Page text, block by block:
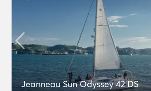
Jeanneau Sun Odyssey 42 DS